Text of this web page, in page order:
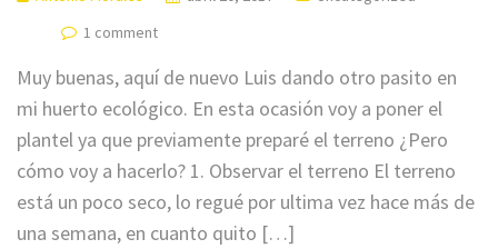
1 comment
Muy buenas, aquí de nuevo Luis dando otro pasito en
mi huerto ecológico. En esta ocasión voy a poner el
plantel ya que previamente preparé el terreno ¿Pero
cómo voy a hacerlo? 1. Observar el terreno El terreno
está un poco seco, lo regué por ultima vez hace más de
una semana, en cuanto quito […]